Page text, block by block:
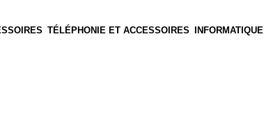
TÉLÉPHONIE ET ACCESSOIRES INFORMATIQUE